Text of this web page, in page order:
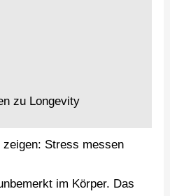
zu Longevity
Stress messen
im Körper. Das